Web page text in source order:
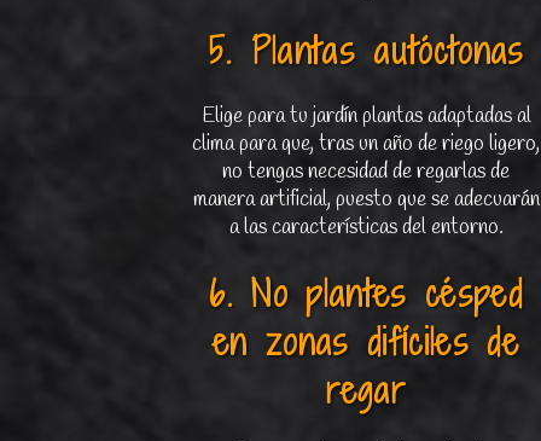
5. Plantas autóctonas
Elige para tu jardín plantas adaptadas al
clima para que, tras un año de riego ligero,
no tengas necesidad de regarlas de
manera artificial, puesto que se adecuarán
a las características del entorno.
6. No plantes césped
en zonas difíciles de
regar